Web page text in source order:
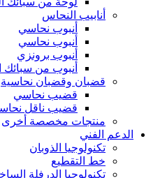
أنابيب النحاس
أنبوب نحاسي
أنبوب نحاسي
أنبوب برونزي
أنبوب من سبائك
قضبان وقضبان نحاسية
قضيب نحاسي
قضيب ناقل
منتجات مخصصة أخرى
الدعم الفني
تكنولوجيا الذوبان
خط التقطيع
تكنولوجيا الدرفلة